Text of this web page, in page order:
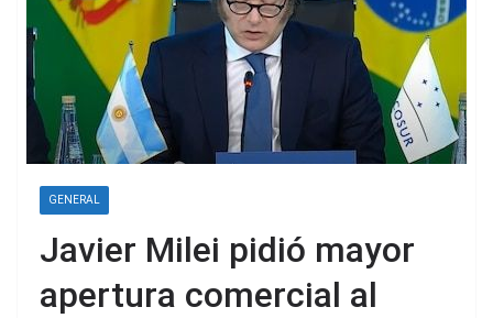
GENERAL
Javier Milei pidió mayor
apertura comercial al